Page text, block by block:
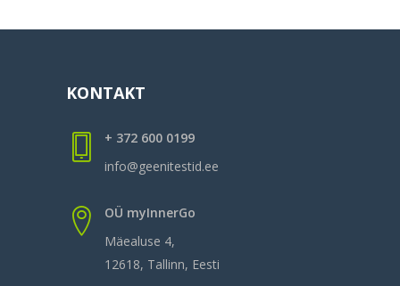
KONTAKT
+ 372 600 0199
info@geenitestid.ee
OÜ myInnerGo
Mäealuse 4,
12618, Tallinn, Eesti